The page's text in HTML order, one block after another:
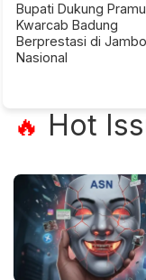
Bupati Dukung
Kwarcab Badung
Berprestasi di
Nasional
🔥 Hot